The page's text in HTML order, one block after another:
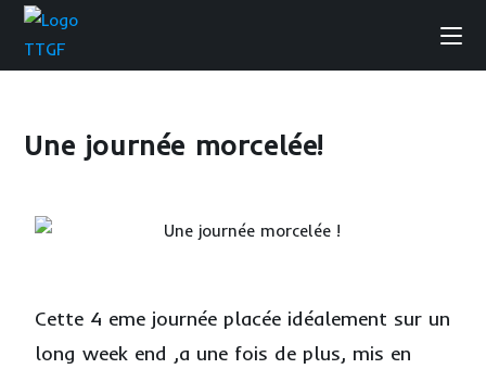
Une journée morcelée!
Cette 4 eme journée placée idéalement sur un
long week end ,a une fois de plus, mis en